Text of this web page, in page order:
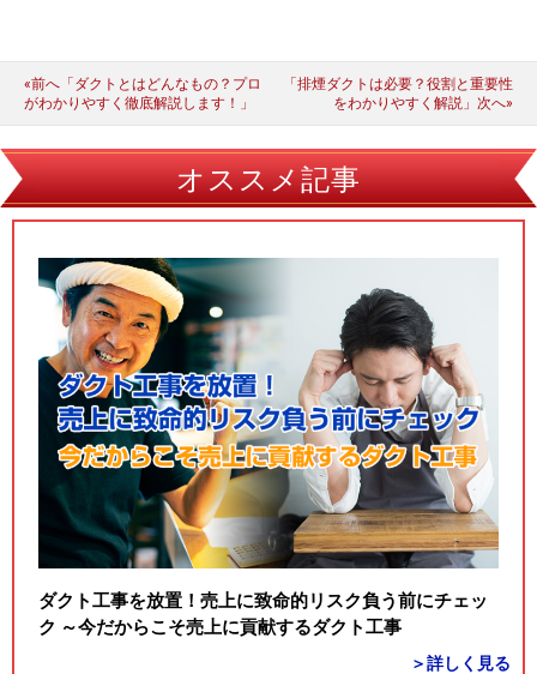
«前へ「ダクトとはどんなもの？プロ
がわかりやすく徹底解説します！」
「排煙ダクトは必要？役割と重要性
をわかりやすく解説」次へ»
オススメ記事
ダクト工事を放置！売上に致命的リスク負う前にチェッ
ク ～今だからこそ売上に貢献するダクト工事
＞詳しく見る